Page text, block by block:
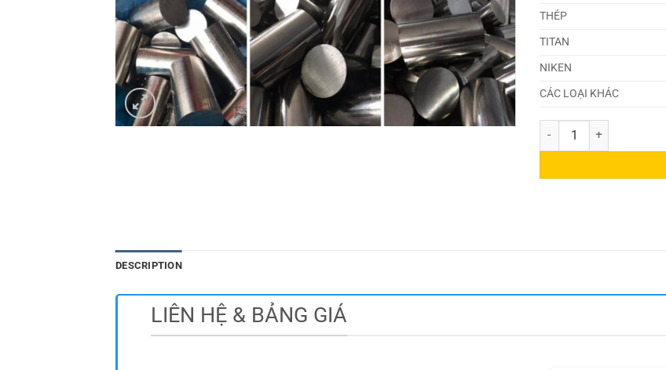
THÉP
TITAN
NIKEN
CÁC LOẠI KHÁC
Thép 1.498 quantity
DESCRIPTION
LIÊN HỆ & BẢNG GIÁ